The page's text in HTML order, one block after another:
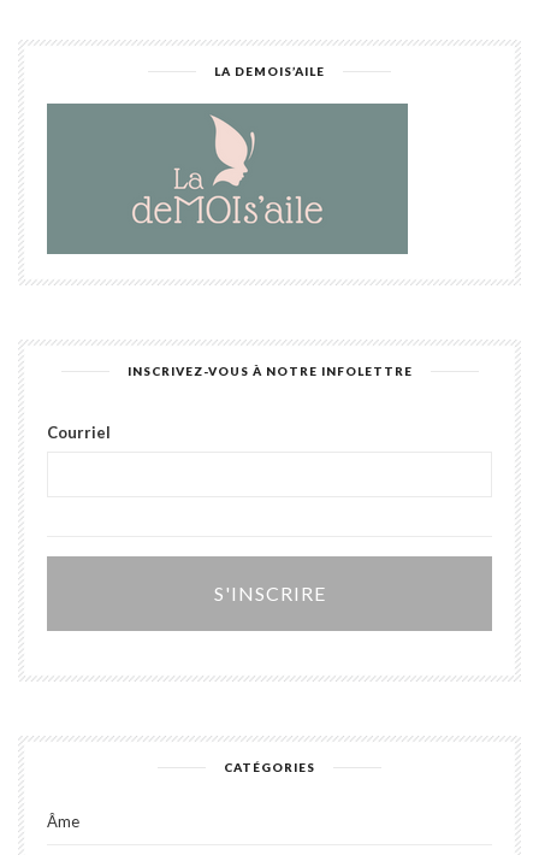
LA DEMOIS’AILE
INSCRIVEZ-VOUS À NOTRE INFOLETTRE
Courriel
CATÉGORIES
Âme